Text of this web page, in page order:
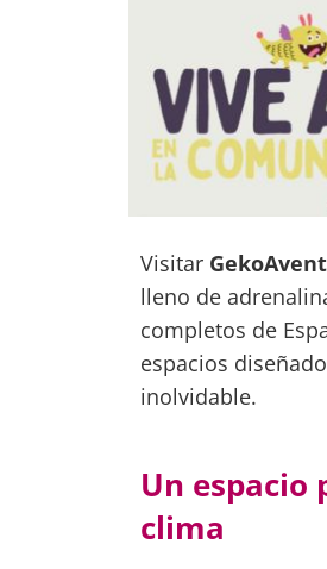
Visitar
lleno de
completos de
espacios
inolvidable.
Un
clima